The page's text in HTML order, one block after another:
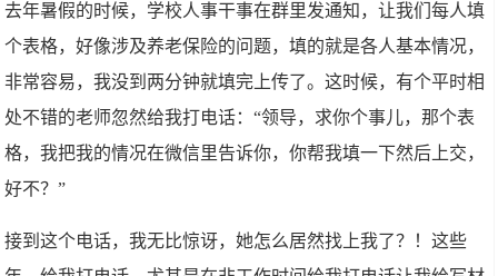
去年暑假的时候，学校人事干事在群里发通知，让我们每人填
个表格，好像涉及养老保险的问题，填的就是各人基本情况，
非常容易，我没到两分钟就填完上传了。这时候，有个平时相
处不错的老师忽然给我打电话：“领导，求你个事儿，那个表
格，我把我的情况在微信里告诉你，你帮我填一下然后上交，
好不？”
接到这个电话，我无比惊讶，她怎么居然找上我了？！这些